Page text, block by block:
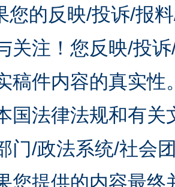
您的反映/投诉/报
关注！您反映/投
稿件内容的真实
国法律法规和有关
门/政法系统/社会
您提供的内容最